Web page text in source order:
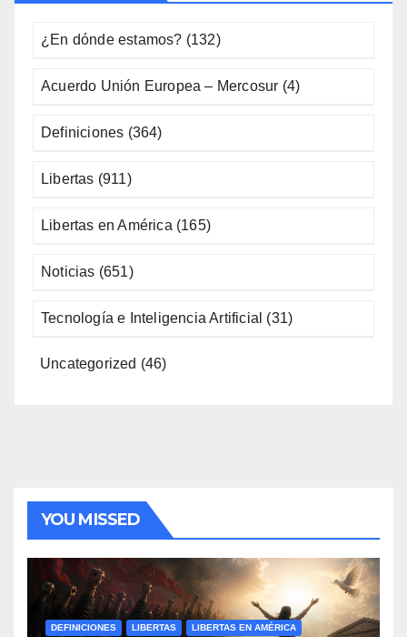
¿En dónde estamos? (132)
Acuerdo Unión Europea – Mercosur (4)
Definiciones (364)
Libertas (911)
Libertas en América (165)
Noticias (651)
Tecnología e Inteligencia Artificial (31)
Uncategorized (46)
YOU MISSED
DEFINICIONES LIBERTAS LIBERTAS EN AMÉRICA